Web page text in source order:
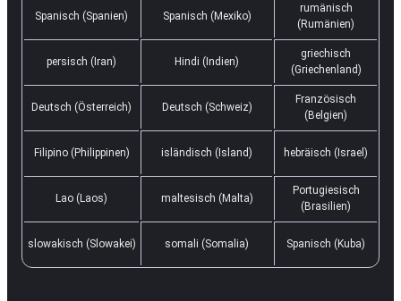
Spanisch (Spanien) Spanisch (Mexiko)
rumänisch
(Rumänien)
persisch (Iran) Hindi (Indien)
griechisch
(Griechenland)
Deutsch (Österreich) Deutsch (Schweiz)
Französisch
(Belgien)
Filipino (Philippinen) isländisch (Island) hebräisch (Israel)
Lao (Laos) maltesisch (Malta)
Portugiesisch
(Brasilien)
slowakisch (Slowakei) somali (Somalia) Spanisch (Kuba)